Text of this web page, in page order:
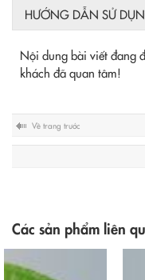
HƯỚNG DẪN SỬ
Nội dung bài viết đang
khách đã quan tâm!
Về trang trước
Các sản phẩm liên